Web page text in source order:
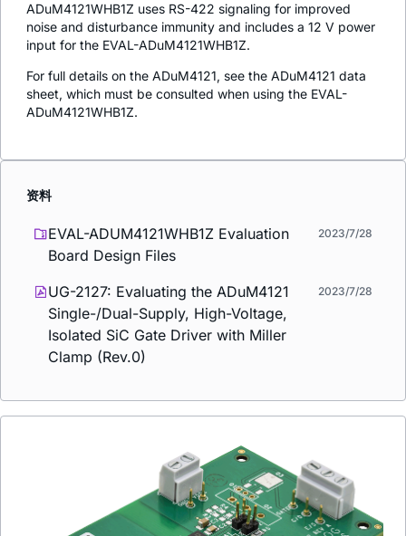
ADuM4121WHB1Z uses RS-422 signaling for improved
noise and disturbance immunity and includes a 12 V power
input for the EVAL-ADuM4121WHB1Z.
For full details on the ADuM4121, see the ADuM4121 data
sheet, which must be consulted when using the EVAL-
ADuM4121WHB1Z.
资料
EVAL-ADUM4121WHB1Z Evaluation
Board Design Files
2023/7/28
UG-2127: Evaluating the ADuM4121
Single-/Dual-Supply, High-Voltage,
Isolated SiC Gate Driver with Miller
Clamp (Rev.0)
2023/7/28